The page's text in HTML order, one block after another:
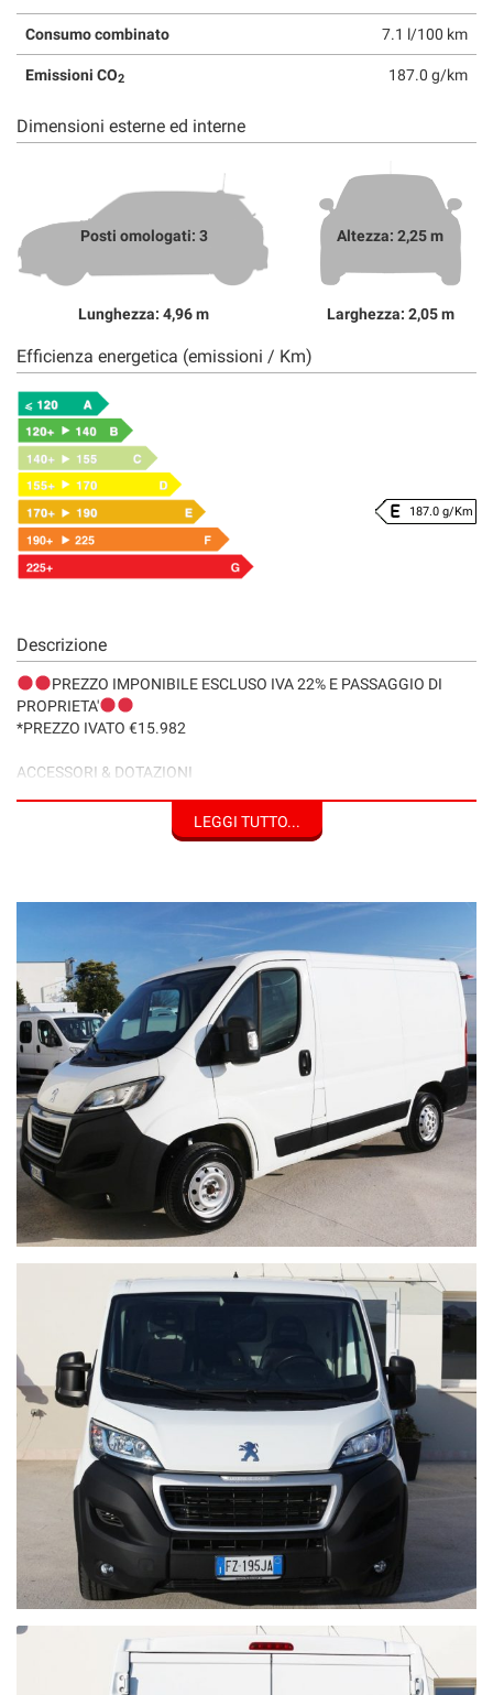
Consumo combinato 7.1 l/100 km
Emissioni CO2 187.0 g/km
Dimensioni esterne ed interne
Posti omologati: 3
Lunghezza: 4,96 m
Altezza: 2,25 m
Larghezza: 2,05 m
Efficienza energetica (emissioni / Km)
187.0 g/Km
Descrizione
PREZZO IMPONIBILE ESCLUSO IVA 22% E PASSAGGIO DI
PROPRIETA'
*PREZZO IVATO €15.982
ACCESSORI & DOTAZIONI
*Antifurto Immobili.
*Autoradio /MP3/Touch Screen
*Caricatore CD
*Cerchi da 15
*Pneum. Ant. Post. 215/70
*Chiusura Centr.con Telecomando
*Climatizzatore
*Computer di Bordo
*Controllo di Stabilità con E.S.P
*Fari Fendinebbia
*Filtro Antiparticolato
*Interfaccia Bluetooth
*Interfaccia USB
*Interni in Tessuto
*Navigatore Satellitare
*Sensori di Parcheggio Post.
*Specchi Esterni Elettrici / Riscaldati
*Voice Control
*Volante Multifunzione
*Cronologia Tagliandi
*****SALVO ERRORI E OMISSIONI*****
Visita il nostro sito per vedere tutti i veicoli disponibili in pronta
consegna.
LEGGI TUTTO...